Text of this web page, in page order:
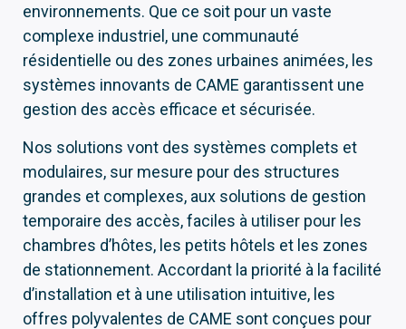
environnements. Que ce soit pour un vaste
complexe industriel, une communauté
résidentielle ou des zones urbaines animées, les
systèmes innovants de CAME garantissent une
gestion des accès efficace et sécurisée.
Nos solutions vont des systèmes complets et
modulaires, sur mesure pour des structures
grandes et complexes, aux solutions de gestion
temporaire des accès, faciles à utiliser pour les
chambres d’hôtes, les petits hôtels et les zones
de stationnement. Accordant la priorité à la facilité
d’installation et à une utilisation intuitive, les
offres polyvalentes de CAME sont conçues pour